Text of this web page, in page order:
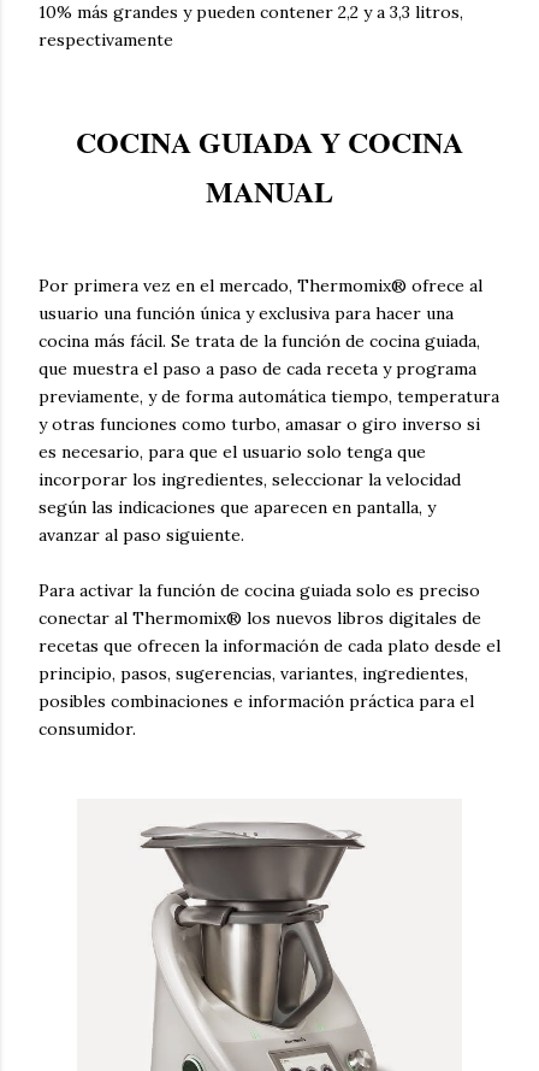
10% más grandes y pueden contener 2,2 y a 3,3 litros,
respectivamente
COCINA GUIADA Y COCINA
MANUAL
Por primera vez en el mercado, Thermomix® ofrece al
usuario una función única y exclusiva para hacer una
cocina más fácil. Se trata de la función de cocina guiada,
que muestra el paso a paso de cada receta y programa
previamente, y de forma automática tiempo, temperatura
y otras funciones como turbo, amasar o giro inverso si
es necesario, para que el usuario solo tenga que
incorporar los ingredientes, seleccionar la velocidad
según las indicaciones que aparecen en pantalla, y
avanzar al paso siguiente.
Para activar la función de cocina guiada solo es preciso
conectar al Thermomix® los nuevos libros digitales de
recetas que ofrecen la información de cada plato desde el
principio, pasos, sugerencias, variantes, ingredientes,
posibles combinaciones e información práctica para el
consumidor.